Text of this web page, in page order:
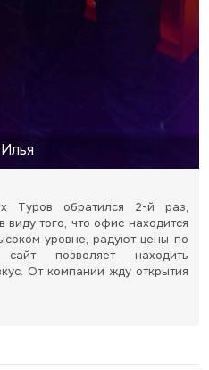
Туров обратился 2-й раз,
того, что офис находится
уровне, радуют цены по
позволяет находить
От компании жду открытия